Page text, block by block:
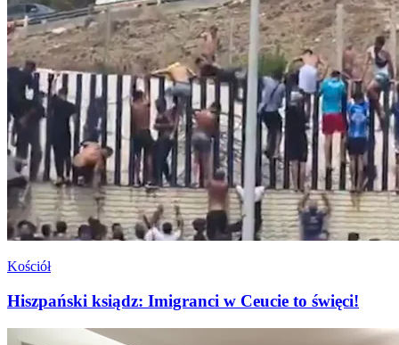
Kościół
Hiszpański ksiądz: Imigranci w Ceucie to święci!